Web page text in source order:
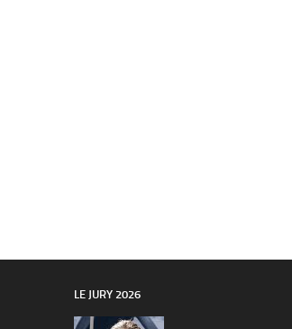
LE JURY 2026